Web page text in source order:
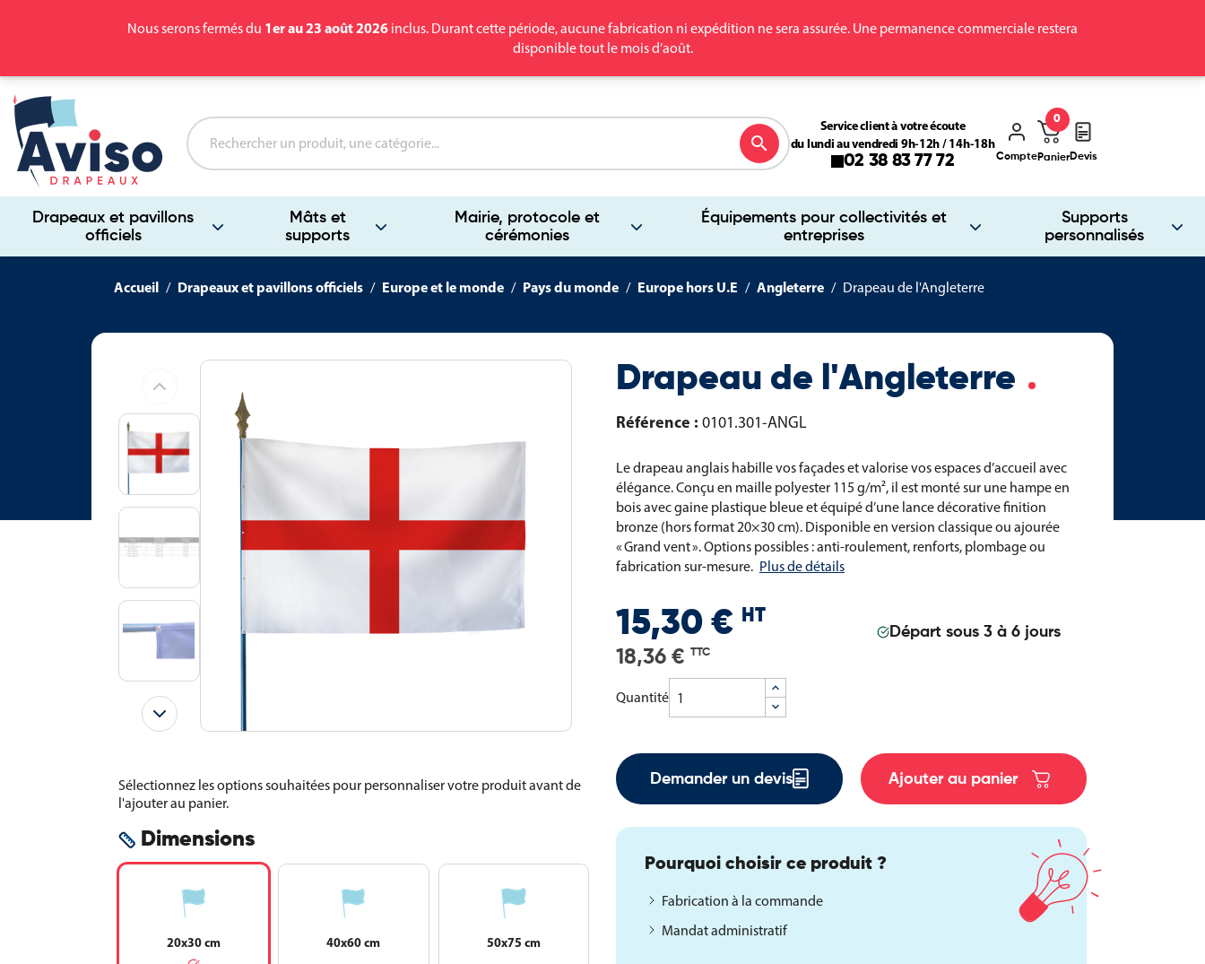
Nous serons fermés du 1er au 23 août 2026 inclus. Durant cette période, aucune fabrication ni expédition ne sera assurée. Une permanence commerciale restera
disponible tout le mois d’août.
Drapeaux et pavillons
officiels
Mâts et
supports
Mairie, protocole et
cérémonies
Équipements pour collectivités et
entreprises
Supports
personnalisés
search
Service client à votre écoute
du lundi au vendredi 9h-12h / 14h-18h
02 38 83 77 72 ComptePanier
0
Devis
Accueil Drapeaux et pavillons officiels Europe et le monde Pays du monde Europe hors U.E Angleterre Drapeau de l'Angleterre
Sélectionnez les options souhaitées pour personnaliser votre produit avant de
l'ajouter au panier.
Dimensions
20x30 cm 40x60 cm 50x75 cm
Drapeau de l'Angleterre
Référence : 0101.301-ANGL
Le drapeau anglais habille vos façades et valorise vos espaces d’accueil avec
élégance. Conçu en maille polyester 115 g/m², il est monté sur une hampe en
bois avec gaine plastique bleue et équipé d’une lance décorative finition
bronze (hors format 20×30 cm). Disponible en version classique ou ajourée
« Grand vent ». Options possibles : anti-roulement, renforts, plombage ou
fabrication sur-mesure. Plus de détails
15,30 € HT
18,36 € TTC
Départ sous 3 à 6 jours
Quantité
Demander un devis Ajouter au panier
Pourquoi choisir ce produit ?
Fabrication à la commande
Mandat administratif